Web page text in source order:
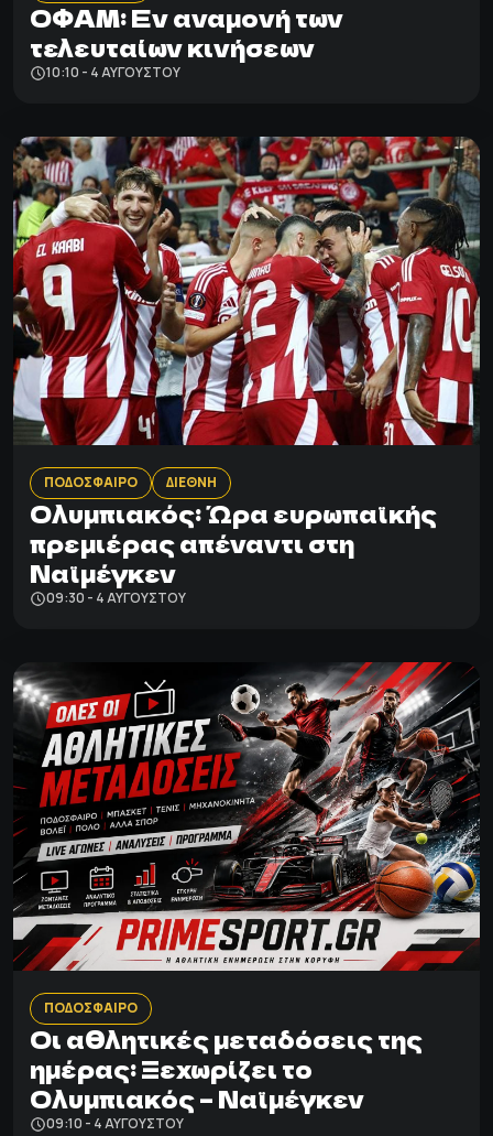
ΟΦΑΜ: Εν αναμονή των
τελευταίων κινήσεων
10:10 - 4 ΑΥΓΟΎΣΤΟΥ
ΠΟΔΟΣΦΑΙΡΟ ΔΙΕΘΝΗ
Ολυμπιακός: Ώρα ευρωπαϊκής
πρεμιέρας απέναντι στη
Ναϊμέγκεν
09:30 - 4 ΑΥΓΟΎΣΤΟΥ
ΠΟΔΟΣΦΑΙΡΟ
Οι αθλητικές μεταδόσεις της
ημέρας: Ξεχωρίζει το
Ολυμπιακός – Ναϊμέγκεν
09:10 - 4 ΑΥΓΟΎΣΤΟΥ